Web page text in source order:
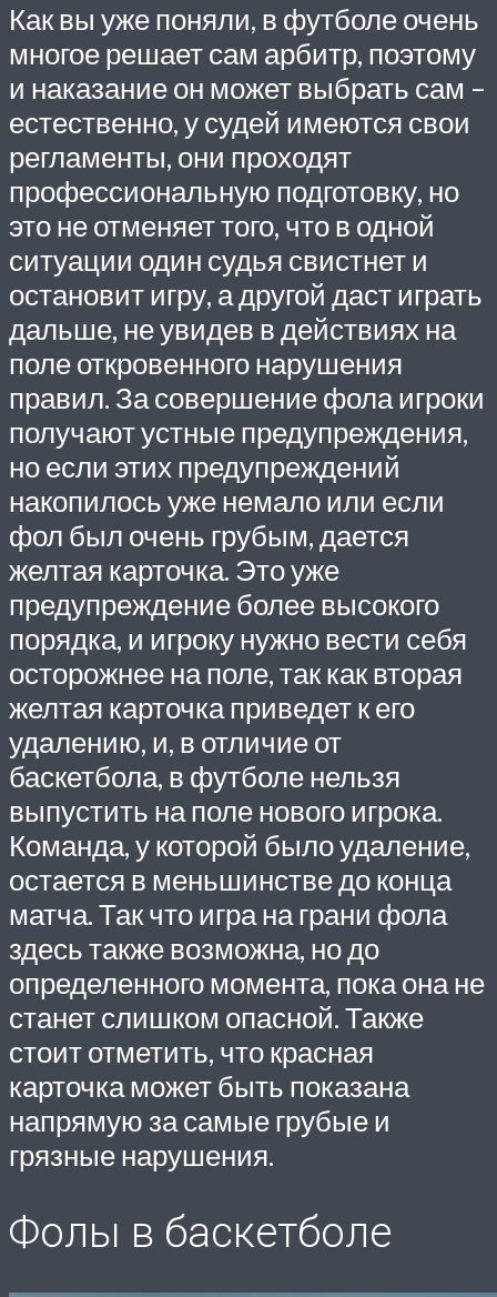
Как вы уже поняли, в футболе очень
многое решает сам арбитр, поэтому
и наказание он может выбрать сам –
естественно, у судей имеются свои
регламенты, они проходят
профессиональную подготовку, но
это не отменяет того, что в одной
ситуации один судья свистнет и
остановит игру, а другой даст играть
дальше, не увидев в действиях на
поле откровенного нарушения
правил. За совершение фола игроки
получают устные предупреждения,
но если этих предупреждений
накопилось уже немало или если
фол был очень грубым, дается
желтая карточка. Это уже
предупреждение более высокого
порядка, и игроку нужно вести себя
осторожнее на поле, так как вторая
желтая карточка приведет к его
удалению, и, в отличие от
баскетбола, в футболе нельзя
выпустить на поле нового игрока.
Команда, у которой было удаление,
остается в меньшинстве до конца
матча. Так что игра на грани фола
здесь также возможна, но до
определенного момента, пока она не
станет слишком опасной. Также
стоит отметить, что красная
карточка может быть показана
напрямую за самые грубые и
грязные нарушения.
Фолы в баскетболе